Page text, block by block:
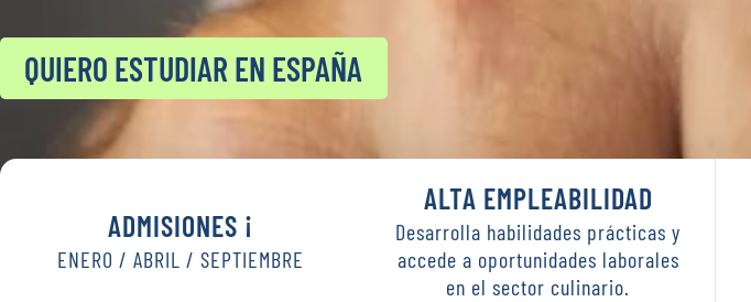
QUIERO ESTUDIAR EN ESPAÑA
ADMISIONES ¡
ENERO / ABRIL / SEPTIEMBRE
ALTA EMPLEABILIDAD
Desarrolla habilidades prácticas y
accede a oportunidades laborales
en el sector culinario.